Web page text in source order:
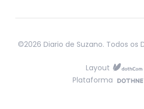
©2026 Diario de Suzano. Todos os
Layout
Plataforma